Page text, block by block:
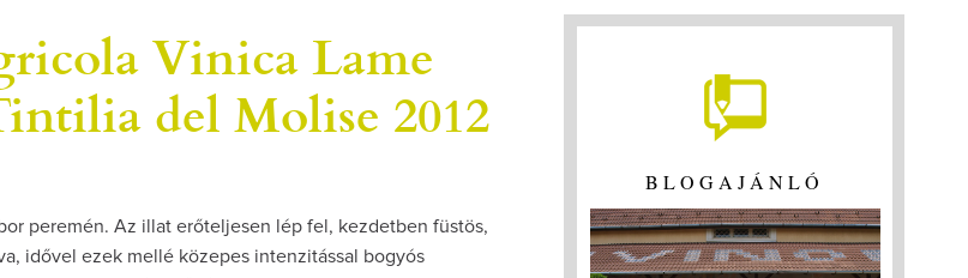
Vinica Lame
del Molise 2012
peremén. Az illat erőteljesen lép fel, kezdetben füstös,
idővel ezek mellé közepes intenzitással bogyós
BLOGAJÁNLÓ